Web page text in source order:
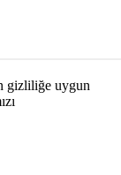
gizliliğe uygun